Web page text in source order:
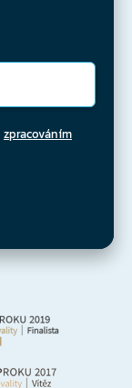
zpracováním